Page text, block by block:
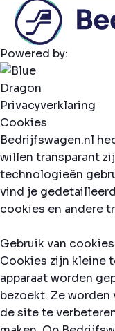
Powered by:
Privacyverklaring
Cookies
Bedrijfswagen.nl
willen transparant
technologieën
vind je
cookies en andere
Gebruik van cookies
Cookies zijn kleine
apparaat worden
bezoekt. Ze
de site te